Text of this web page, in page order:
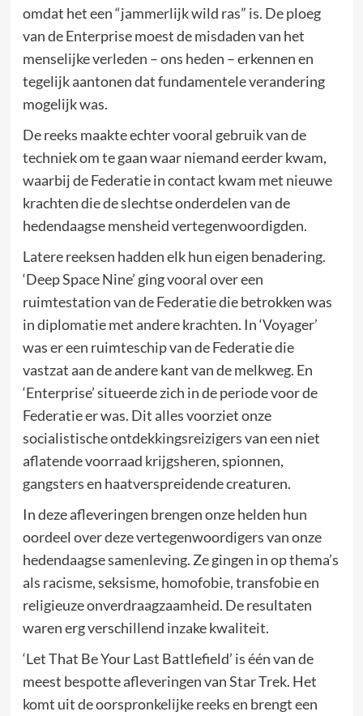
omdat het een “jammerlijk wild ras” is. De ploeg
van de Enterprise moest de misdaden van het
menselijke verleden – ons heden – erkennen en
tegelijk aantonen dat fundamentele verandering
mogelijk was.
De reeks maakte echter vooral gebruik van de
techniek om te gaan waar niemand eerder kwam,
waarbij de Federatie in contact kwam met nieuwe
krachten die de slechtse onderdelen van de
hedendaagse mensheid vertegenwoordigden.
Latere reeksen hadden elk hun eigen benadering.
‘Deep Space Nine’ ging vooral over een
ruimtestation van de Federatie die betrokken was
in diplomatie met andere krachten. In ‘Voyager’
was er een ruimteschip van de Federatie die
vastzat aan de andere kant van de melkweg. En
‘Enterprise’ situeerde zich in de periode voor de
Federatie er was. Dit alles voorziet onze
socialistische ontdekkingsreizigers van een niet
aflatende voorraad krijgsheren, spionnen,
gangsters en haatverspreidende creaturen.
In deze afleveringen brengen onze helden hun
oordeel over deze vertegenwoordigers van onze
hedendaagse samenleving. Ze gingen in op thema’s
als racisme, seksisme, homofobie, transfobie en
religieuze onverdraagzaamheid. De resultaten
waren erg verschillend inzake kwaliteit.
‘Let That Be Your Last Battlefield’ is één van de
meest bespotte afleveringen van Star Trek. Het
komt uit de oorspronkelijke reeks en brengt een